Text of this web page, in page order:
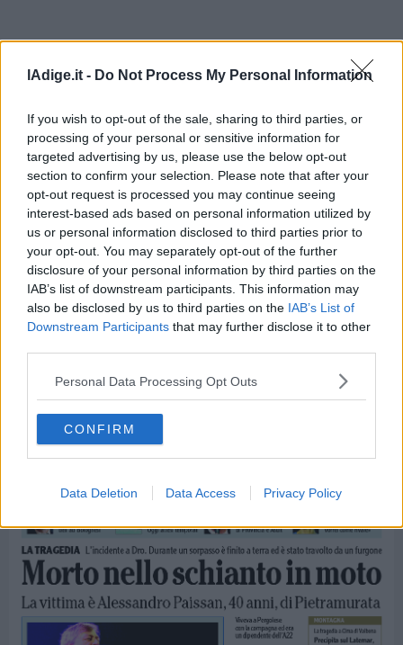
lAdige.it - Do Not Process My Personal Information
If you wish to opt-out of the sale, sharing to third parties, or
processing of your personal or sensitive information for
targeted advertising by us, please use the below opt-out
section to confirm your selection. Please note that after your
opt-out request is processed you may continue seeing
interest-based ads based on personal information utilized by
us or personal information disclosed to third parties prior to
your opt-out. You may separately opt-out of the further
disclosure of your personal information by third parties on the
IAB’s list of downstream participants. This information may
also be disclosed by us to third parties on the IAB’s List of
Downstream Participants that may further disclose it to other
Personal Data Processing Opt Outs
CONFIRM
Data Deletion Data Access Privacy Policy